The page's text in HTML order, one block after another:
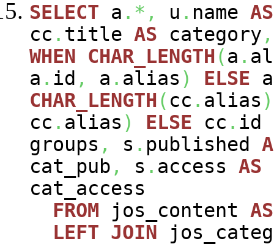
SELECT a .*, u . name AS
cc . title AS category ,
WHEN
CHAR_LENGTH(a .
a . id , a . alias ) ELSE a
CHAR_LENGTH( cc . alias )
cc . alias ) ELSE cc . id
groups , s . published
cat_pub , s . access AS
cat_access
FROM jos_content AS
LEFT JOIN